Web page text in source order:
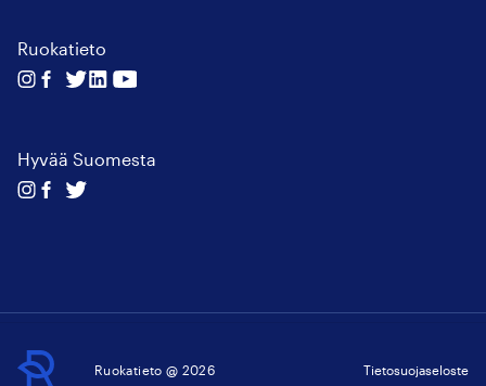
Ruokatieto
Seuraa
Seuraa
Seuraa
SeuraaSeuraa
Hyvää Suomesta
Seuraa
SeuraaSeuraa
RuokatietoRuokatieto @ 2026 Tietosuojaseloste